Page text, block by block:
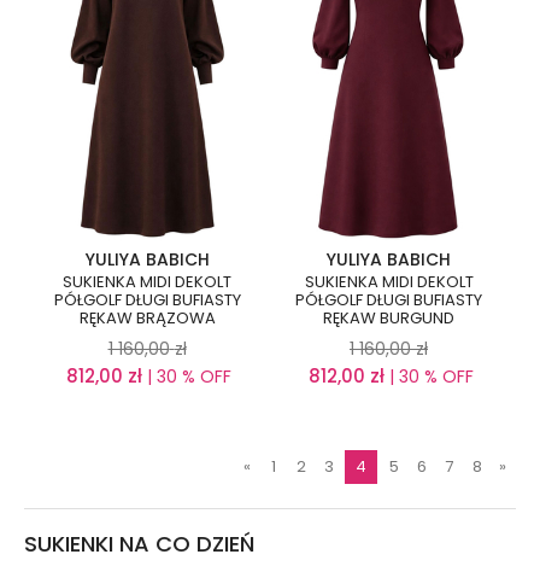
YULIYA BABICH
SUKIENKA MIDI DEKOLT
PÓŁGOLF DŁUGI BUFIASTY
RĘKAW BRĄZOWA
1 160,00 zł
812,00 zł | 30 % OFF
YULIYA BABICH
SUKIENKA MIDI DEKOLT
PÓŁGOLF DŁUGI BUFIASTY
RĘKAW BURGUND
1 160,00 zł
812,00 zł| 30 % OFF
« 1 2 3 4 5 6 7 8 »
SUKIENKI NA CO DZIEŃ